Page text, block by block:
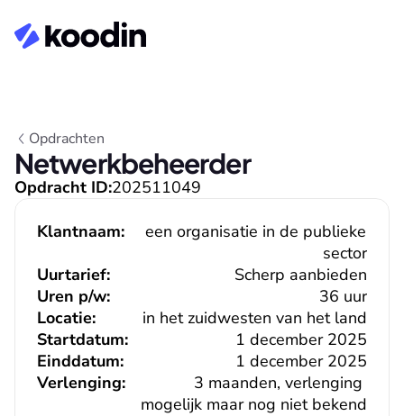
Opdrachten
Netwerkbeheerder
Opdracht ID:202511049
Klantnaam:
een organisatie in de publieke
sector
Uurtarief:
Scherp aanbieden
36 uur
Uren p/w:
Locatie:
in het zuidwesten van het land
Verlenging:
3 maanden, verlenging
mogelijk maar nog niet bekend
Einddatum: 1 december 2025
Startdatum: 1 december 2025